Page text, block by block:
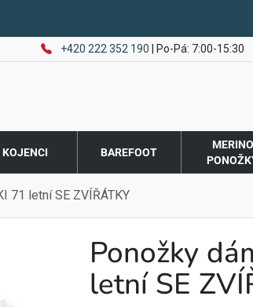
+420 222 352 190 | Po-Pá: 7:00-15:30
KOJENCI BAREFOOT
MERINO
71 letní SE ZVÍŘÁTKY
Ponožky
letní SE